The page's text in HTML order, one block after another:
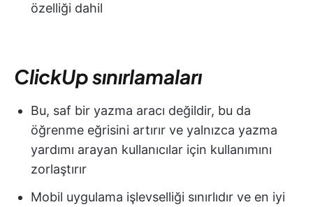
özelliği dahil
ClickUp sınırlamaları
Bu, saf bir yazma aracı değildir, bu da
öğrenme eğrisini artırır ve yalnızca yazma
yardımı arayan kullanıcılar için kullanımını
zorlaştırır
Mobil uygulama işlevselliği sınırlıdır ve en iyi